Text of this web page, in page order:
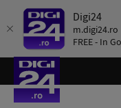
Digi24
m.digi24.ro
FREE - In